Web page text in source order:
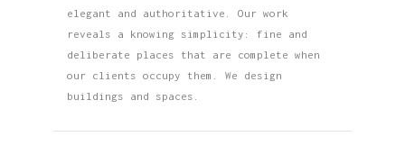
elegant and authoritative. Our work
reveals a knowing simplicity: fine and
deliberate places that are complete when
our clients occupy them. We design
buildings and spaces.